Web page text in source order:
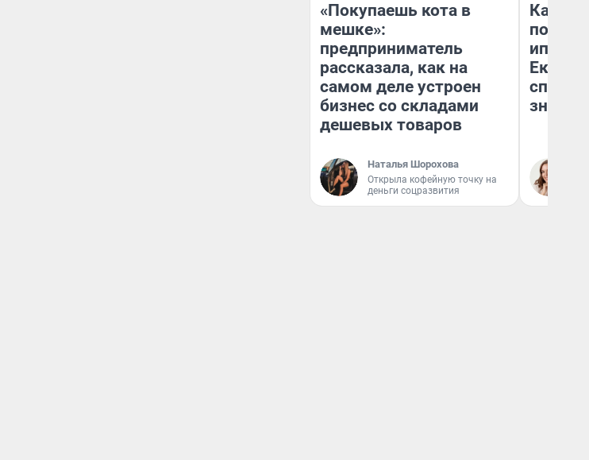
«Покупаешь кота в
мешке»:
предприниматель
рассказала, как на
самом деле устроен
бизнес со складами
дешевых товаров
Наталья Шорохова
Открыла кофейную точку на
деньги соцразвития
Как
после
знают